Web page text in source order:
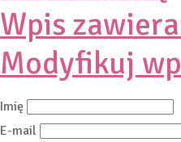
Wpis
Modyfikuj
Imię
E-mail